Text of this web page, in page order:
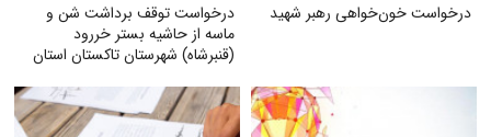
درخواست خون‌خواهی رهبر شهید
درخواست توقف برداشت شن و
ماسه از حاشیه بستر خر‌رود
(قنبرشاه) شهرستان تاکستان استان